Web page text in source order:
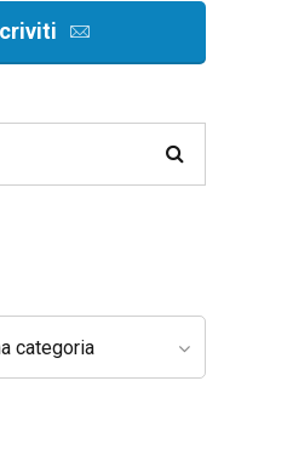
categoria